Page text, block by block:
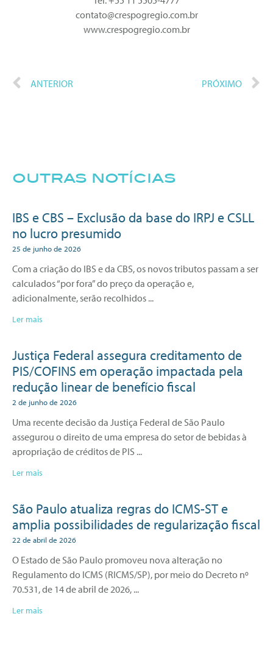
contato@crespogregio.com.br
www.crespogregio.com.br
ANTERIOR PRÓXIMO
outras notícias
IBS e CBS – Exclusão da base do IRPJ e CSLL
no lucro presumido
25 de junho de 2026
Com a criação do IBS e da CBS, os novos tributos passam a ser
calculados “por fora” do preço da operação e,
adicionalmente, serão recolhidos
Ler mais
Justiça Federal assegura creditamento de
PIS/COFINS em operação impactada pela
redução linear de benefício fiscal
2 de junho de 2026
Uma recente decisão da Justiça Federal de São Paulo
assegurou o direito de uma empresa do setor de bebidas à
apropriação de créditos de PIS
Ler mais
São Paulo atualiza regras do ICMS-ST e
amplia possibilidades de regularização fiscal
22 de abril de 2026
O Estado de São Paulo promoveu nova alteração no
Regulamento do ICMS (RICMS/SP), por meio do Decreto nº
70.531, de 14 de abril de 2026,
Ler mais